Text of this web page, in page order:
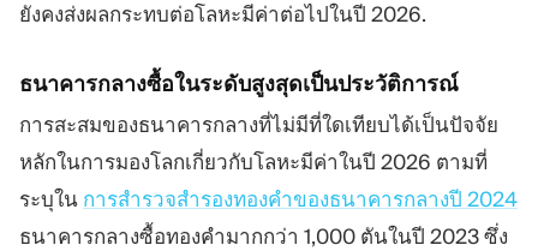
ยังคงส่งผลกระทบต่อโลหะมีค่าต่อไปในปี 2026.
ธนาคารกลางซื้อในระดับสูงสุดเป็นประวัติการณ์
การสะสมของธนาคารกลางที่ไม่มีที่ใดเทียบได้เป็นปัจจัย
หลักในการมองโลกเกี่ยวกับโลหะมีค่าในปี 2026 ตามที่
ระบุใน การสำรวจสำรองทองคำของธนาคารกลางปี 2024
ธนาคารกลางซื้อทองคำมากกว่า 1,000 ตันในปี 2023 ซึ่ง